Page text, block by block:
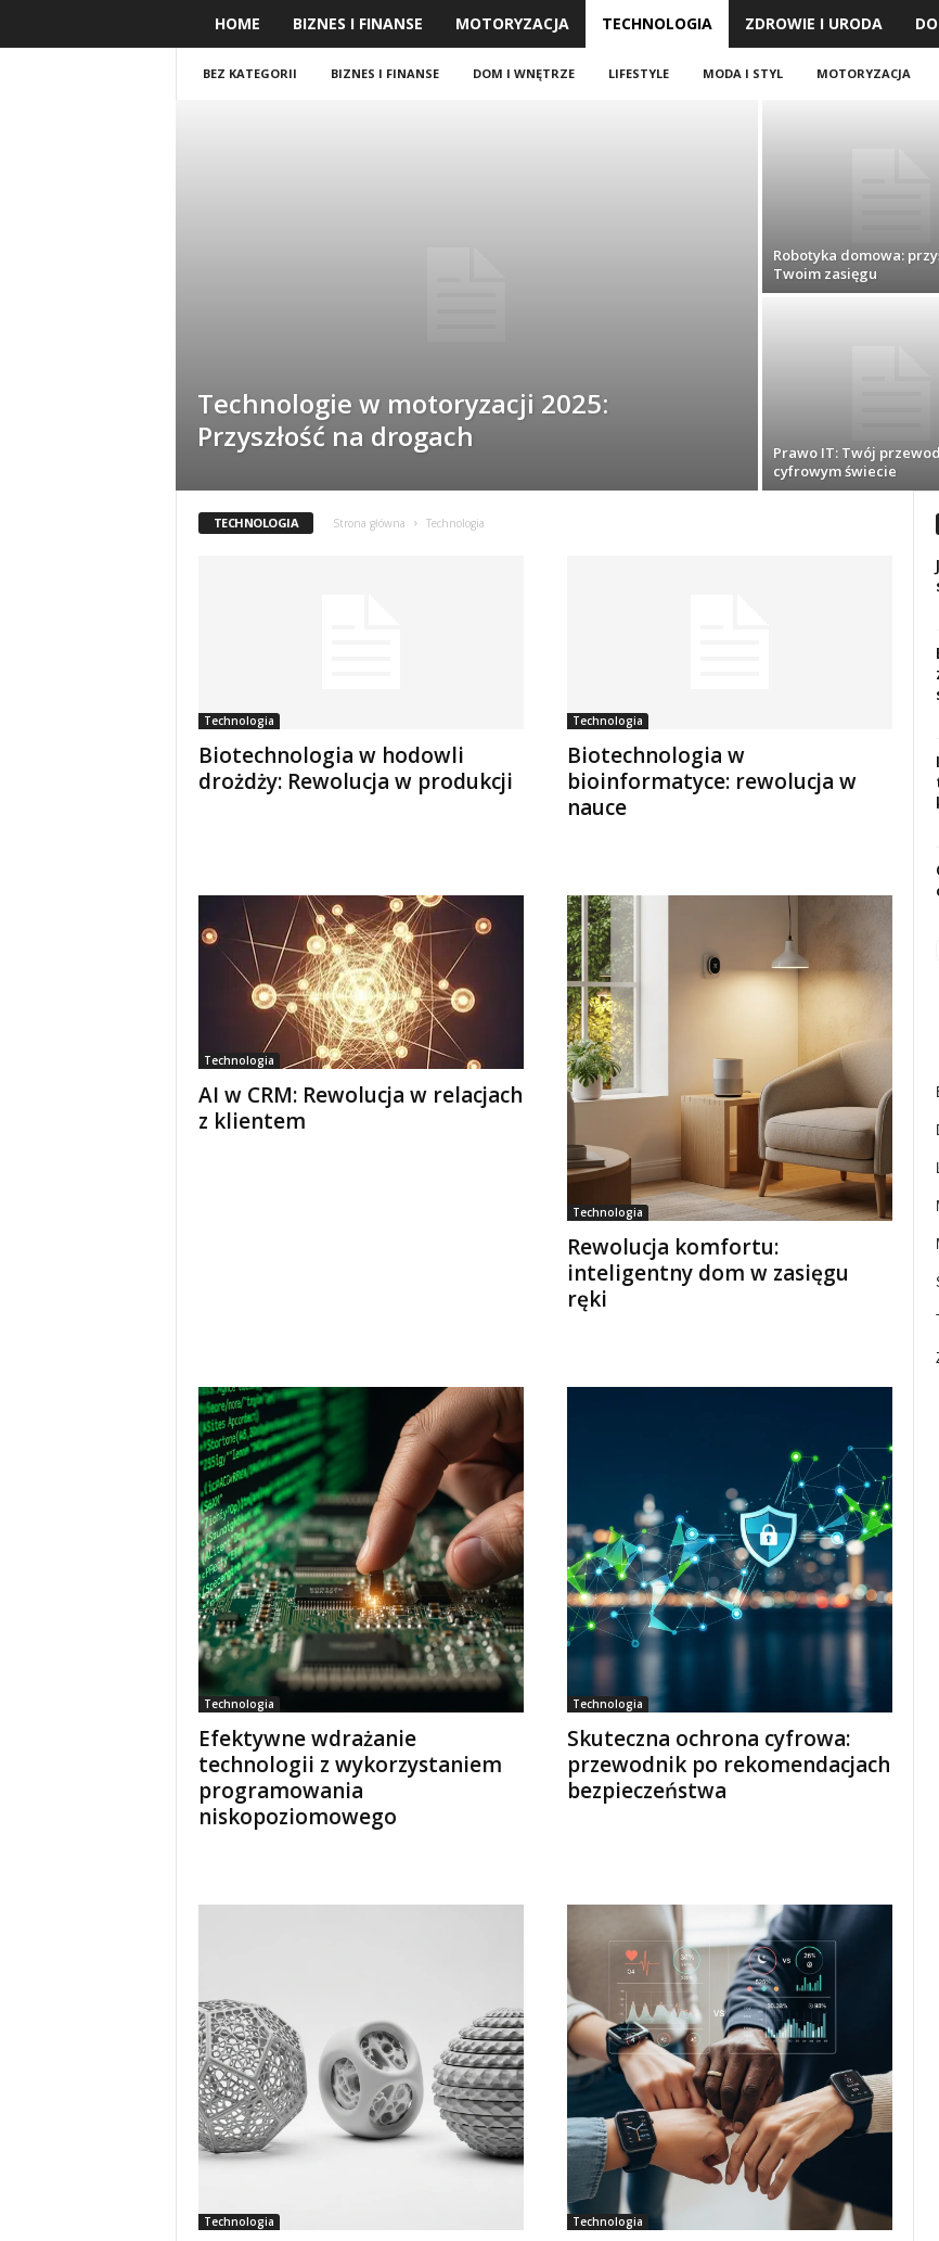
HOME BIZNES I FINANSE MOTORYZACJA TECHNOLOGIA ZDROWIE I URODA
BEZ KATEGORII BIZNES I FINANSE DOM I WNĘTRZE LIFESTYLE MODA I STYL MOTORYZACJA
Technologie w motoryzacji 2025:
Przyszłość na drogach
Robotyka domowa:
Twoim zasięgu
Prawo IT: Twój
cyfrowym świecie
TECHNOLOGIA Strona główna Technologia
Technologia
Biotechnologia w hodowli
drożdży: Rewolucja w produkcji
Technologia
Biotechnologia w
bioinformatyce: rewolucja w
nauce
Technologia
AI w CRM: Rewolucja w relacjach
z klientem
Technologia
Rewolucja komfortu:
inteligentny dom w zasięgu
ręki
Technologia
Efektywne wdrażanie
technologii z wykorzystaniem
programowania
niskopoziomowego
Technologia
Skuteczna ochrona cyfrowa:
przewodnik po rekomendacjach
bezpieczeństwa
Technologia Technologia